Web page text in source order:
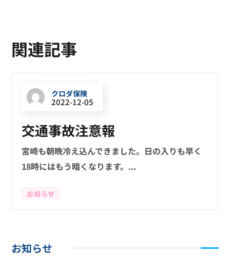
関連記事
クロダ保険
2022-12-05
交通事故注意報
宮崎も朝晩冷え込んできました。日の入りも早く
18時にはもう暗くなります。...
お知らせ
お知らせ